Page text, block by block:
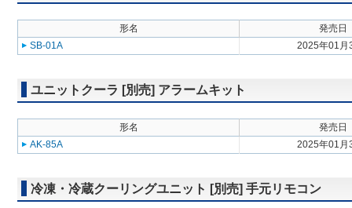
形名
発売日
SB-01A
2025年01月
ユニットクーラ [別売] アラームキット
形名
発売日
AK-85A
2025年01月
冷凍・冷蔵クーリングユニット [別売] 手元リモコン